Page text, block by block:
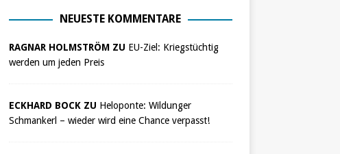
NEUESTE KOMMENTARE
RAGNAR HOLMSTRÖM ZU EU-Ziel: Kriegstüchtig
werden um jeden Preis
ECKHARD BOCK ZU Heloponte: Wildunger
Schmankerl – wieder wird eine Chance verpasst!